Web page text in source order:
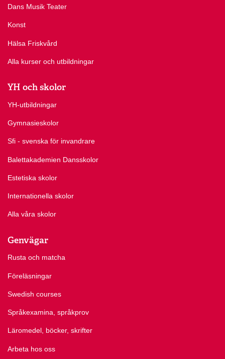
Dans Musik Teater
Konst
Hälsa Friskvård
Alla kurser och utbildningar
YH och skolor
YH-utbildningar
Gymnasieskolor
Sfi - svenska för invandrare
Balettakademien Dansskolor
Estetiska skolor
Internationella skolor
Alla våra skolor
Genvägar
Rusta och matcha
Föreläsningar
Swedish courses
Språkexamina, språkprov
Läromedel, böcker, skrifter
Arbeta hos oss